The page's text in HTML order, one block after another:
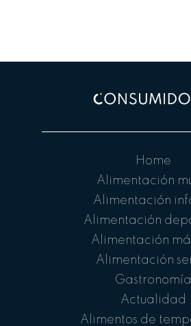
Home
Alimentación
Alimentación
Alimentación
Alimentación
Alimentación
Gastronomía
Actualidad
Alimentos de